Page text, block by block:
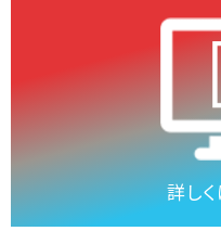
詳し